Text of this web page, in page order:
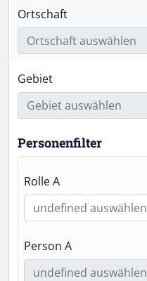
Ortschaft
Ortschaft auswählen
Gebiet
Gebiet auswählen
Personenfilter
Rolle A
undefined auswählen
Person A
undefined auswählen